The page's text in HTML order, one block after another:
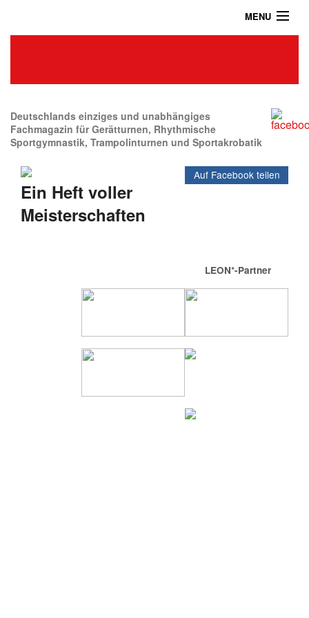
MENU
Abonnieren
Shop
Über uns
Kontakt / Impressum / Datenschutz
Deutschlands einziges und unabhängiges
Fachmagazin für Gerätturnen, Rhythmische
Sportgymnastik, Trampolinturnen und Sportakrobatik
Auf Facebook teilen
Ein Heft voller
Meisterschaften
LEON*-Partner